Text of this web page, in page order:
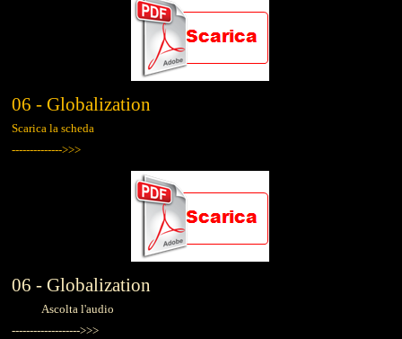
06 - Globalization
Scarica la scheda
-------------->>>
06 - Globalization
Ascolta l'audio
------------------->>>